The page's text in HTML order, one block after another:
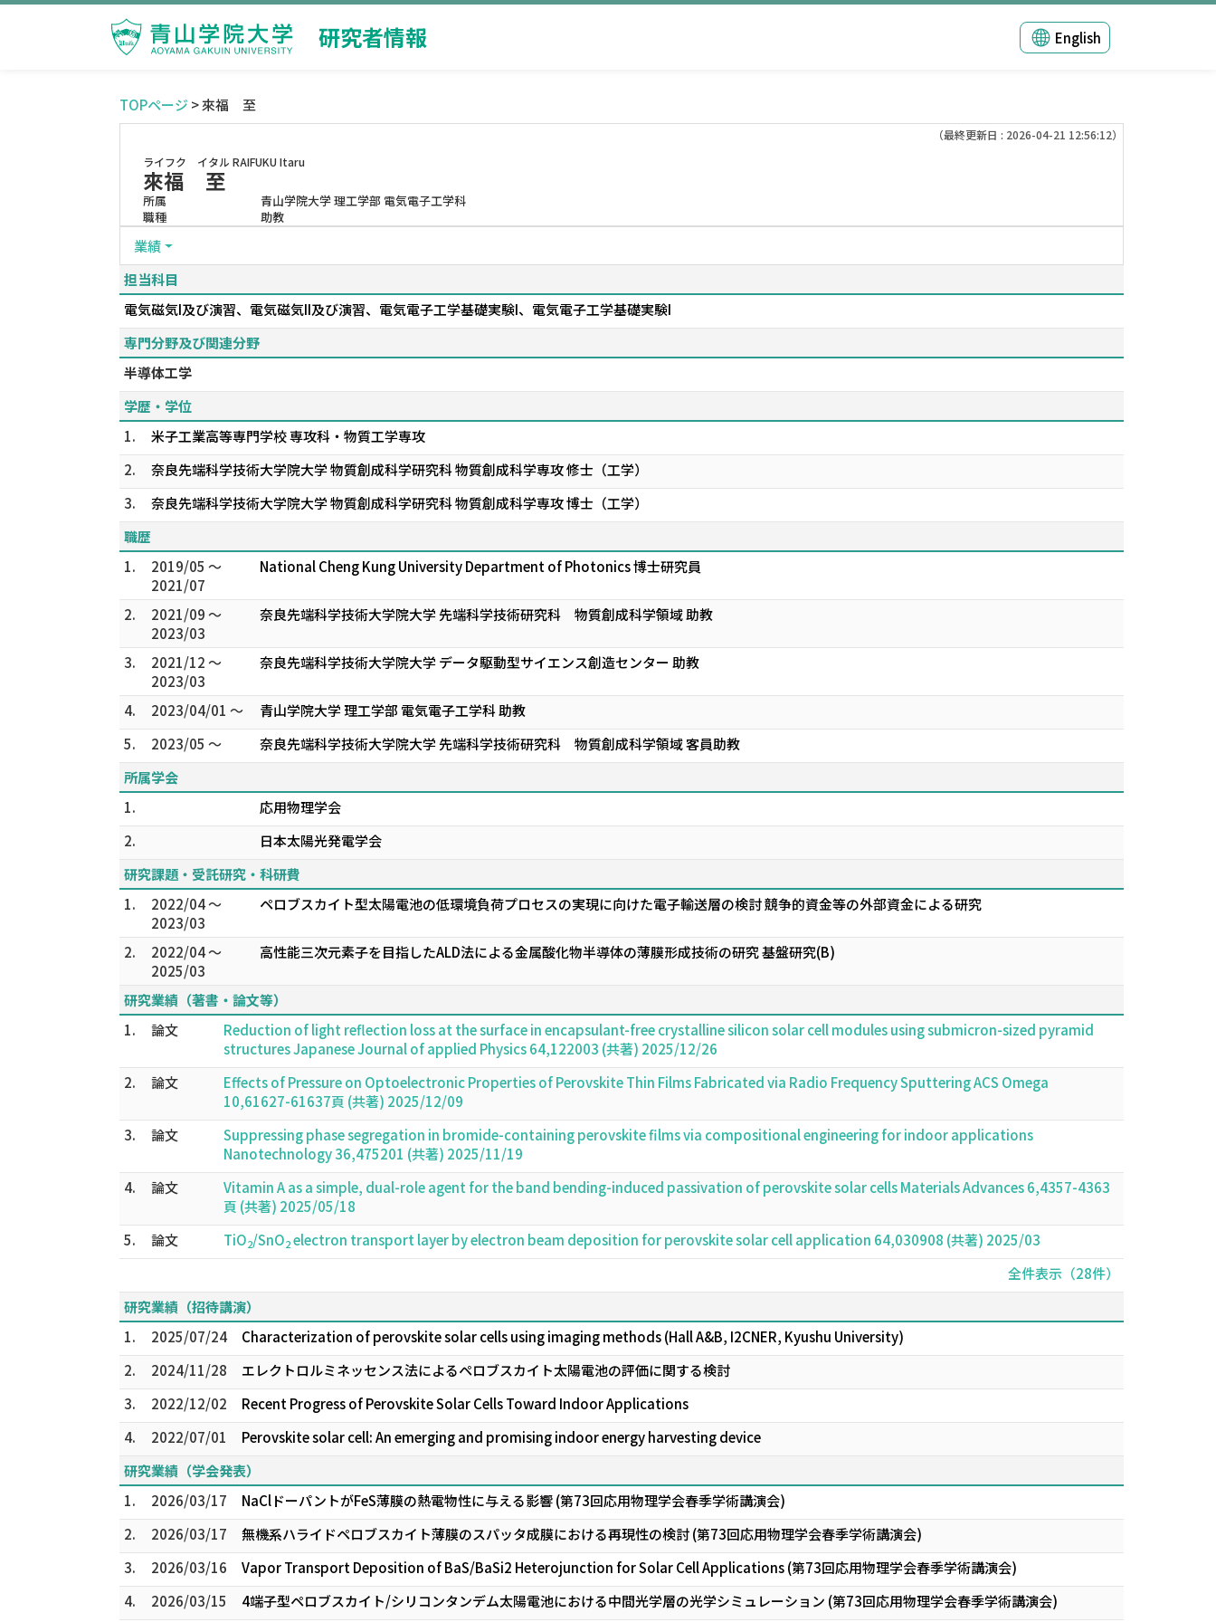
研究者情報 English
TOPページ > 來福 至
（最終更新日 : 2026-04-21 12:56:12）
ライフク イタル RAIFUKU Itaru
來福 至
所属
青山学院大学 理工学部 電気電子工学科
職種
助教
業績
担当科目
電気磁気I及び演習、電気磁気II及び演習、電気電子工学基礎実験I、電気電子工学基礎実験I
専門分野及び関連分野
半導体工学
学歴・学位
1.
米子工業高等専門学校 専攻科・物質工学専攻
2.
奈良先端科学技術大学院大学 物質創成科学研究科 物質創成科学専攻 修士（工学）
3.
奈良先端科学技術大学院大学 物質創成科学研究科 物質創成科学専攻 博士（工学）
職歴
1.
2019/05 ～
2021/07
National Cheng Kung University Department of Photonics 博士研究員
2.
2021/09 ～
2023/03
奈良先端科学技術大学院大学 先端科学技術研究科 物質創成科学領域 助教
3.
2021/12 ～
2023/03
奈良先端科学技術大学院大学 データ駆動型サイエンス創造センター 助教
4. 2023/04/01 ～
青山学院大学 理工学部 電気電子工学科 助教
5.
2023/05 ～
奈良先端科学技術大学院大学 先端科学技術研究科 物質創成科学領域 客員助教
所属学会
1.
応用物理学会
2.
日本太陽光発電学会
研究課題・受託研究・科研費
1.
2022/04 ～
2023/03
ペロブスカイト型太陽電池の低環境負荷プロセスの実現に向けた電子輸送層の検討 競争的資金等の外部資金による研究
2.
2022/04 ～
2025/03
高性能三次元素子を目指したALD法による金属酸化物半導体の薄膜形成技術の研究 基盤研究(B)
研究業績（著書・論文等）
1.
論文
Reduction of light reflection loss at the surface in encapsulant-free crystalline silicon solar cell modules using submicron-sized pyramid
structures Japanese Journal of applied Physics 64,122003 (共著) 2025/12/26
2.
論文
Effects of Pressure on Optoelectronic Properties of Perovskite Thin Films Fabricated via Radio Frequency Sputtering ACS Omega
10,61627-61637頁 (共著) 2025/12/09
3.
論文
Suppressing phase segregation in bromide-containing perovskite films via compositional engineering for indoor applications
Nanotechnology 36,475201 (共著) 2025/11/19
4.
論文
Vitamin A as a simple, dual-role agent for the band bending-induced passivation of perovskite solar cells Materials Advances 6,4357-4363
頁 (共著) 2025/05/18
5.
論文 TiO2/SnO2electron transport layer by electron beam deposition for perovskite solar cell application 64,030908 (共著) 2025/03
全件表示（28件）
研究業績（招待講演）
1.
2025/07/24
Characterization of perovskite solar cells using imaging methods (Hall A&B, I2CNER, Kyushu University)
2.
2024/11/28
エレクトロルミネッセンス法によるペロブスカイト太陽電池の評価に関する検討
3.
2022/12/02
Recent Progress of Perovskite Solar Cells Toward Indoor Applications
4.
2022/07/01
Perovskite solar cell: An emerging and promising indoor energy harvesting device
研究業績（学会発表）
1.
2026/03/17
NaClドーパントがFeS薄膜の熱電物性に与える影響 (第73回応用物理学会春季学術講演会)
2.
2026/03/17
無機系ハライドペロブスカイト薄膜のスパッタ成膜における再現性の検討 (第73回応用物理学会春季学術講演会)
3.
2026/03/16
Vapor Transport Deposition of BaS/BaSi2 Heterojunction for Solar Cell Applications (第73回応用物理学会春季学術講演会)
4.
2026/03/15 4端子型ペロブスカイト/シリコンタンデム太陽電池における中間光学層の光学シミュレーション (第73回応用物理学会春季学術講演会)